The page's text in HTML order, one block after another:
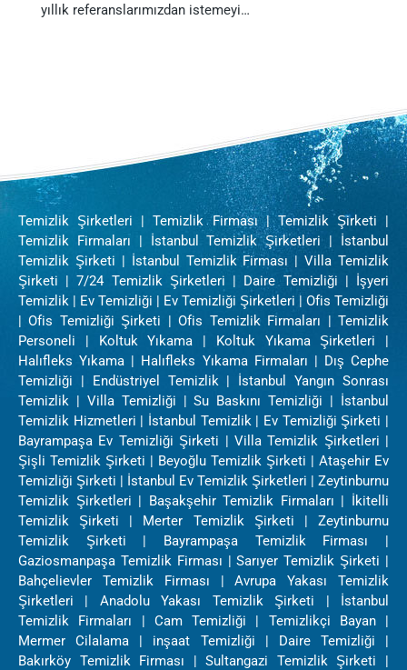
yıllık referanslarımızdan istemeyi…
Temizlik Şirketleri | Temizlik Firması | Temizlik Şirketi |
Temizlik Firmaları | İstanbul Temizlik Şirketleri | İstanbul
Temizlik Şirketi | İstanbul Temizlik Firması | Villa Temizlik
Şirketi | 7/24 Temizlik Şirketleri | Daire Temizliği | İşyeri
Temizlik | Ev Temizliği | Ev Temizliği Şirketleri | Ofis Temizliği
| Ofis Temizliği Şirketi | Ofis Temizlik Firmaları | Temizlik
Personeli | Koltuk Yıkama | Koltuk Yıkama Şirketleri |
Halıfleks Yıkama | Halıfleks Yıkama Firmaları | Dış Cephe
Temizliği | Endüstriyel Temizlik | İstanbul Yangın Sonrası
Temizlik | Villa Temizliği | Su Baskını Temizliği | İstanbul
Temizlik Hizmetleri | İstanbul Temizlik | Ev Temizliği Şirketi |
Bayrampaşa Ev Temizliği Şirketi | Villa Temizlik Şirketleri |
Şişli Temizlik Şirketi | Beyoğlu Temizlik Şirketi | Ataşehir Ev
Temizliği Şirketi | İstanbul Ev Temizlik Şirketleri | Zeytinburnu
Temizlik Şirketleri | Başakşehir Temizlik Firmaları | İkitelli
Temizlik Şirketi | Merter Temizlik Şirketi | Zeytinburnu
Temizlik Şirketi | Bayrampaşa Temizlik Firması |
Gaziosmanpaşa Temizlik Firması | Sarıyer Temizlik Şirketi |
Bahçelievler Temizlik Firması | Avrupa Yakası Temizlik
Şirketleri | Anadolu Yakası Temizlik Şirketi | İstanbul
Temizlik Firmaları | Cam Temizliği | Temizlikçi Bayan |
Mermer Cilalama | inşaat Temizliği | Daire Temizliği |
Bakırköy Temizlik Firması | Sultangazi Temizlik Şirketi |